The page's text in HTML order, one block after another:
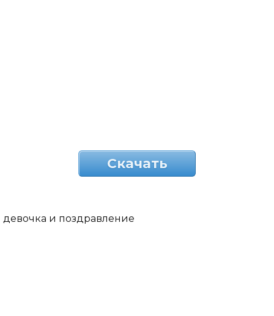
Скачать
девочка и поздравление